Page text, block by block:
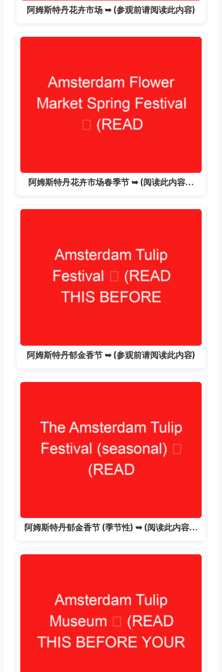
阿姆斯特丹花卉市场 ➥ (参观前请阅读此内容)
阿姆斯特丹花卉市场春季节 ➥ (阅读此内容…
阿姆斯特丹郁金香节 ➥ (参观前请阅读此内容)
阿姆斯特丹郁金香节 (季节性) ➥ (阅读此内容…